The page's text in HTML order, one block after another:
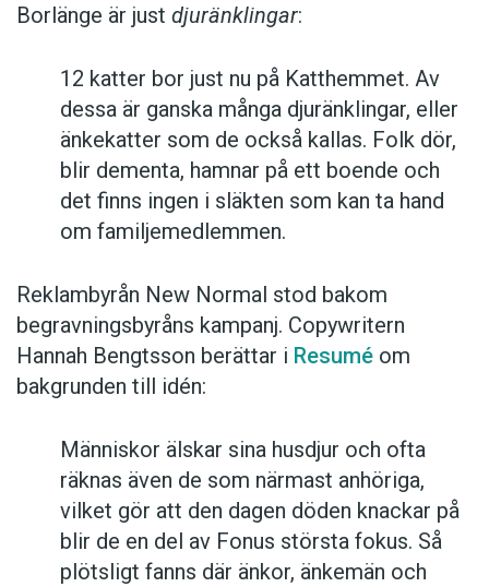
Borlänge är just djuränklingar:
12 katter bor just nu på Katthemmet. Av
dessa är ganska många djuränklingar, eller
änkekatter som de också kallas. Folk dör,
blir dementa, hamnar på ett boende och
det finns ingen i släkten som kan ta hand
om familjemedlemmen.
Reklambyrån New Normal stod bakom
begravningsbyråns kampanj. Copywritern
Hannah Bengtsson berättar i Resumé om
bakgrunden till idén:
Människor älskar sina husdjur och ofta
räknas även de som närmast anhöriga,
vilket gör att den dagen döden knackar på
blir de en del av Fonus största fokus. Så
plötsligt fanns där änkor, änkemän och